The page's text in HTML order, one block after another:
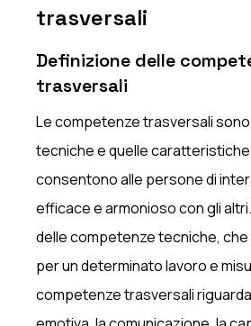
trasversali
Definizione delle
trasversali
Le competenze trasversali
tecniche e quelle
consentono alle persone di
efficace e armonioso con gli
delle competenze tecniche,
per un determinato lavoro e
competenze trasversali